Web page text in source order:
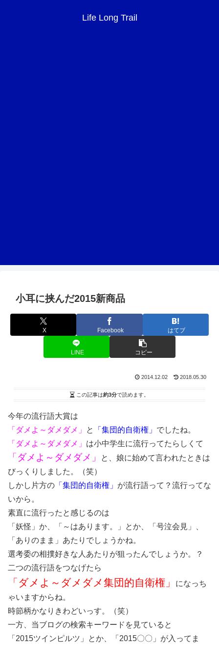
Life Long Trail
小耳に挟んだ2015新商品
X Facebook はてブ
LINE コピー
2014.12.02 2018.05.30
この記事は約3分で読めます。
今年の流行語大賞は
「ダメよ～ダメダメ」
と 「集団的自衛権」 でしたね。
「ダメよ～ダメダメ」 は小中学生に流行ってたらしくて
「ダメよ～ダメダメ」
と、娘に始めて言われたときは
びっくりしました。（笑）
しかし片方の 「集団的自衛権」 が流行語って？流行ってな
いから。
素直に流行ったと感じるのは
「妖怪」か、「～はあります。」とか、「号泣会見」、
「ありのまま」あたりでしょうかね。
選考委の相撲好きな人あたりが狙ったんでしょうか。？
二つの流行語をつなげたら
「ダメよ～ダメダメ集団的自衛権」
になっち
ゃいますからね。
時節柄かなりきわどいっす。（笑）
一方、当ブログの検索キーワードを見ていると
「2015ツインピルツ」とか、「2015〇〇」が入ってま